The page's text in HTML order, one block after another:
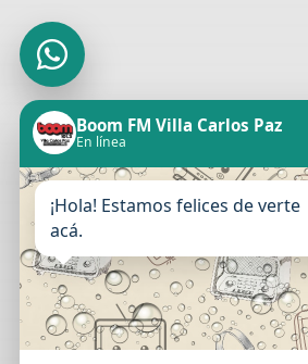
Boom FM
Boom FM Villa Carlos Paz
En línea
¡Hola! Estamos felices de verte
acá.